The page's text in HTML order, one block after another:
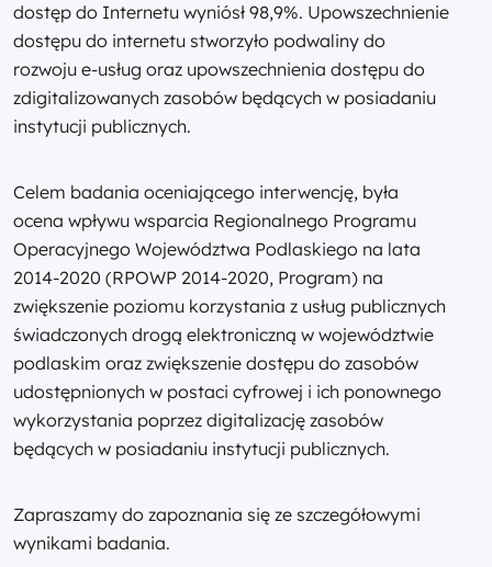
dostęp do Internetu wyniósł 98,9%. Upowszechnienie
dostępu do internetu stworzyło podwaliny do
rozwoju e-usług oraz upowszechnienia dostępu do
zdigitalizowanych zasobów będących w posiadaniu
instytucji publicznych.
Celem badania oceniającego interwencję, była
ocena wpływu wsparcia Regionalnego Programu
Operacyjnego Województwa Podlaskiego na lata
2014-2020 (RPOWP 2014-2020, Program) na
zwiększenie poziomu korzystania z usług publicznych
świadczonych drogą elektroniczną w województwie
podlaskim oraz zwiększenie dostępu do zasobów
udostępnionych w postaci cyfrowej i ich ponownego
wykorzystania poprzez digitalizację zasobów
będących w posiadaniu instytucji publicznych.
Zapraszamy do zapoznania się ze szczegółowymi
wynikami badania.